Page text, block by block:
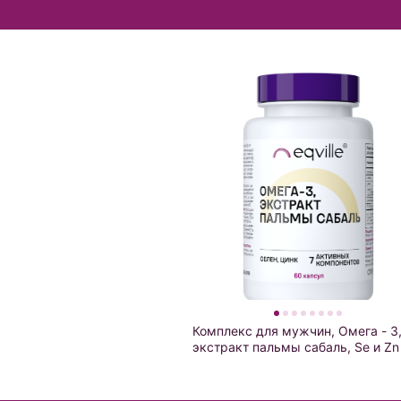
Комплекс для мужчин, Омега - 3,
экстракт пальмы сабаль, Se и Zn